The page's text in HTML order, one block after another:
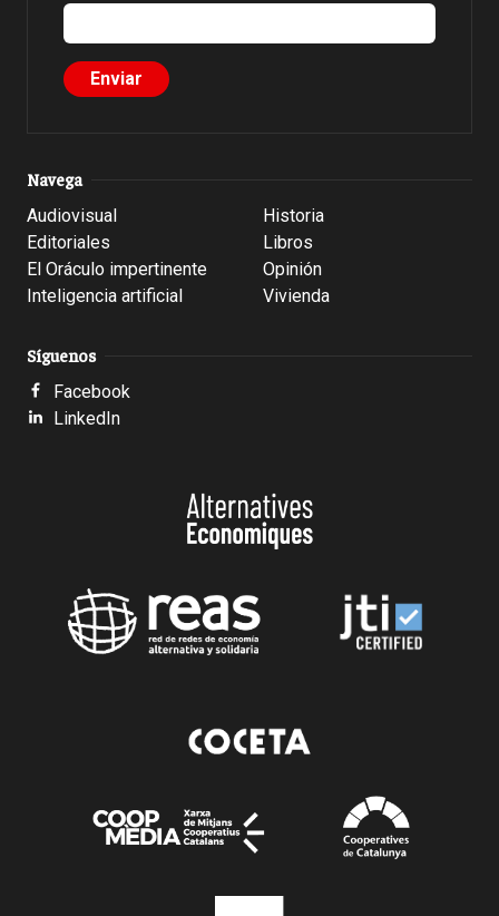
Navega
Audiovisual
Editoriales
El Oráculo impertinente
Inteligencia artificial
Historia
Libros
Opinión
Vivienda
Síguenos
Facebook
LinkedIn